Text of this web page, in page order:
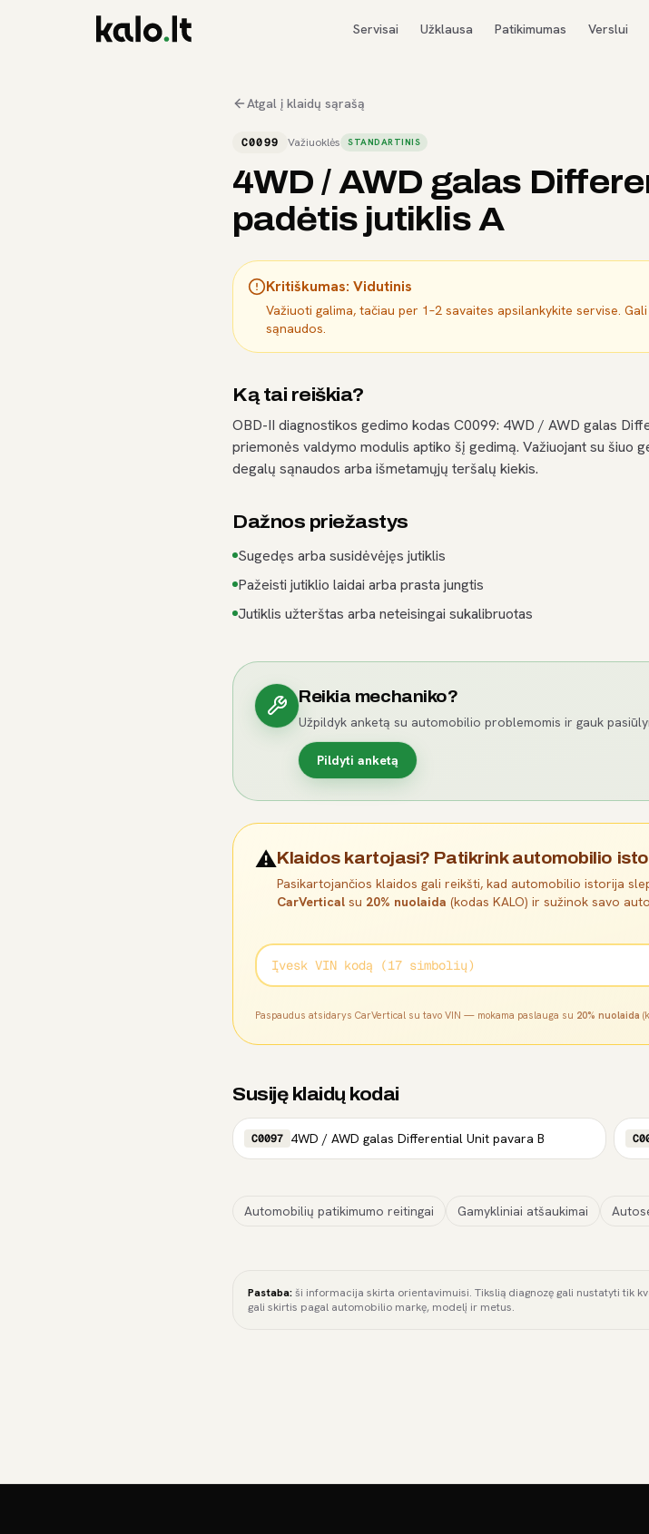
Servisai Užklausa Patikimumas Verslui
Atgal į klaidų sąrašą
C0099 Važiuoklės STANDARTINIS
4WD / AWD galas
padėtis jutiklis A
Kritiškumas: Vidutinis
Važiuoti galima, tačiau per 1–2 savaites apsilankykite servise.
sąnaudos.
Ką tai reiškia?
OBD-II diagnostikos gedimo kodas C0099: 4WD / AWD galas
priemonės valdymo modulis aptiko šį gedimą. Važiuojant su šiuo
degalų sąnaudos arba išmetamųjų teršalų kiekis.
Dažnos priežastys
Sugedęs arba susidėvėjęs jutiklis
Pažeisti jutiklio laidai arba prasta jungtis
Jutiklis užterštas arba neteisingai sukalibruotas
Reikia mechaniko?
Užpildyk anketą su automobilio problemomis ir gauk
Pildyti anketą
⚠️Klaidos kartojasi? Patikrink automobilio
Pasikartojančios klaidos gali reikšti, kad automobilio istorija
CarVertical su 20% nuolaida (kodas KALO) ir sužinok savo
Paspaudus atsidarys CarVertical su tavo VIN — mokama paslauga su 20% nuolaida
Susiję klaidų kodai
C0097 4WD / AWD galas Differential Unit pavara B
Automobilių patikimumo reitingai Gamykliniai atšaukimai
Pastaba:ši informacija skirta orientavimuisi. Tikslią diagnozę gali nustatyti tik
gali skirtis pagal automobilio markę, modelį ir metus.